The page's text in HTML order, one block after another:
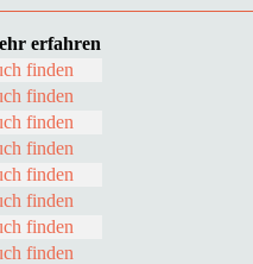
erfahren
finden
finden
finden
finden
finden
finden
finden
finden